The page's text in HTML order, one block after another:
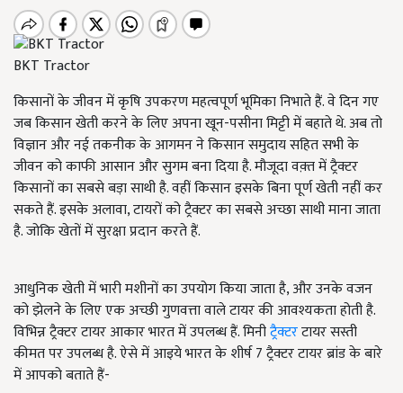
BKT Tractor
किसानों के जीवन में कृषि उपकरण महत्वपूर्ण भूमिका निभाते हैं. वे दिन गए
जब किसान खेती करने के लिए अपना खून-पसीना मिट्टी में बहाते थे. अब तो
विज्ञान और नई तकनीक के आगमन ने किसान समुदाय सहित सभी के
जीवन को काफी आसान और सुगम बना दिया है. मौजूदा वक़्त में ट्रैक्टर
किसानों का सबसे बड़ा साथी है. वहीं किसान इसके बिना पूर्ण खेती नहीं कर
सकते हैं. इसके अलावा, टायरों को ट्रैक्टर का सबसे अच्छा साथी माना जाता
है. जोकि खेतों में सुरक्षा प्रदान करते हैं.
आधुनिक खेती में भारी मशीनों का उपयोग किया जाता है, और उनके वजन
को झेलने के लिए एक अच्छी गुणवत्ता वाले टायर की आवश्यकता होती है.
विभिन्न ट्रैक्टर टायर आकार भारत में उपलब्ध हैं. मिनीट्रैक्टरटायर सस्ती
कीमत पर उपलब्ध है. ऐसे में आइये भारत के शीर्ष 7 ट्रैक्टर टायर ब्रांड के बारे
में आपको बताते हैं-